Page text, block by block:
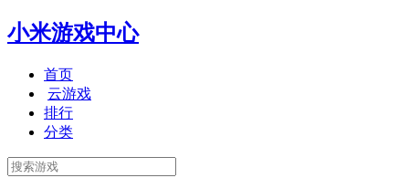
小米游戏中心
首页
云游戏
排行
分类